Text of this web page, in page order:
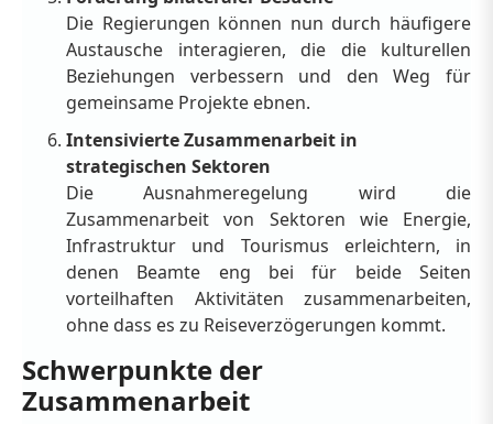
Die Regierungen können nun durch häufigere
Austausche interagieren, die die kulturellen
Beziehungen verbessern und den Weg für
gemeinsame Projekte ebnen.
Intensivierte Zusammenarbeit in
strategischen Sektoren
Die Ausnahmeregelung wird die
Zusammenarbeit von Sektoren wie Energie,
Infrastruktur und Tourismus erleichtern, in
denen Beamte eng bei für beide Seiten
vorteilhaften Aktivitäten zusammenarbeiten,
ohne dass es zu Reiseverzögerungen kommt.
Schwerpunkte der
Zusammenarbeit